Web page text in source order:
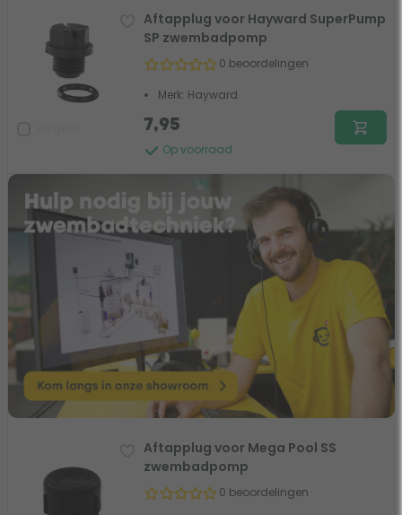
Aftapplug voor Hayward SuperPump
SP zwembadpomp
0 beoordelingen
Merk: Hayward
Op voorraad
7,95
Aftapplug voor Mega Pool SS
zwembadpomp
0 beoordelingen